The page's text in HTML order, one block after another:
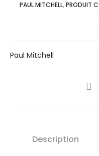
PAUL MITCHELL, PRODUIT
Paul Mitchell
SHARE
Description